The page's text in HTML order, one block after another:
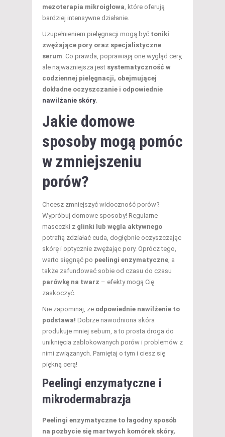
mezoterapia mikroigłowa, które oferują
bardziej intensywne działanie.
Uzupełnieniem pielęgnacji mogą być toniki
zwężające pory oraz specjalistyczne
serum. Co prawda, poprawiają one wygląd cery,
ale najważniejsza jest systematyczność w
codziennej pielęgnacji, obejmującej
dokładne oczyszczanie i odpowiednie
nawilżanie skóry.
Jakie domowe
sposoby mogą pomóc
w zmniejszeniu
porów?
Chcesz zmniejszyć widoczność porów?
Wypróbuj domowe sposoby! Regularne
maseczki z glinki lub węgla aktywnego
potrafią zdziałać cuda, dogłębnie oczyszczając
skórę i optycznie zwężając pory. Oprócz tego,
warto sięgnąć po peelingi enzymatyczne, a
także zafundować sobie od czasu do czasu
parówkę na twarz – efekty mogą Cię
zaskoczyć.
Nie zapominaj, że odpowiednie nawilżenie to
podstawa! Dobrze nawodniona skóra
produkuje mniej sebum, a to prosta droga do
uniknięcia zablokowanych porów i problemów z
nimi związanych. Pamiętaj o tym i ciesz się
piękną cerą!
Peelingi enzymatyczne i
mikrodermabrazja
Peelingi enzymatyczne to łagodny sposób
na pozbycie się martwych komórek skóry,